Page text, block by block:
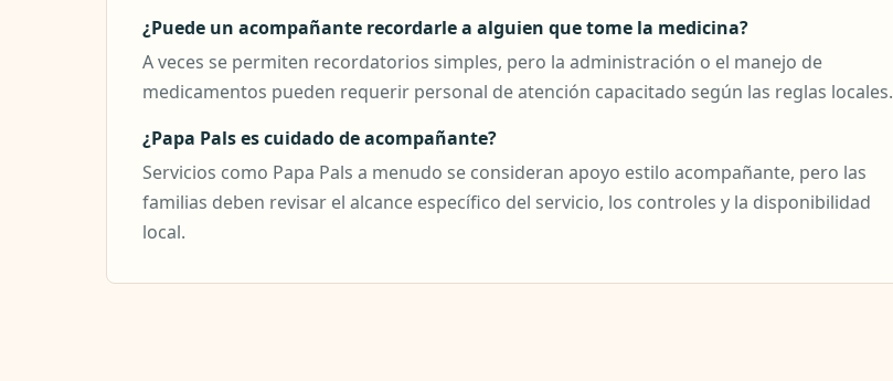
¿Puede un acompañante recordarle a alguien que tome la medicina?
A veces se permiten recordatorios simples, pero la administración o el manejo de
medicamentos pueden requerir personal de atención capacitado según las reglas locales.
¿Papa Pals es cuidado de acompañante?
Servicios como Papa Pals a menudo se consideran apoyo estilo acompañante, pero las
familias deben revisar el alcance específico del servicio, los controles y la disponibilidad
local.